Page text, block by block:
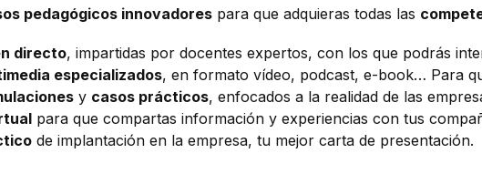
pedagógicos innovadores para que adquieras todas las
directo, impartidas por docentes expertos, con los que podrás
especializados, en formato vídeo, podcast, e-book… Para
y casos prácticos, enfocados a la realidad de las
para que compartas información y experiencias con tus
de implantación en la empresa, tu mejor carta de presentación.